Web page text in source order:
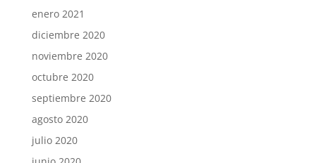
enero 2021
diciembre 2020
noviembre 2020
octubre 2020
septiembre 2020
agosto 2020
julio 2020